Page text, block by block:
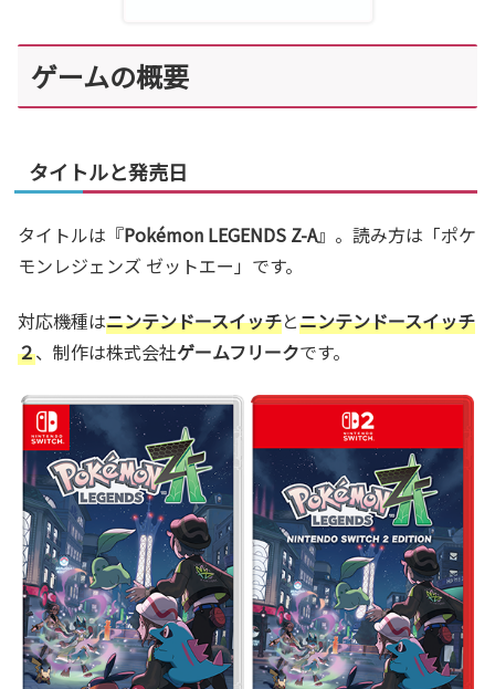
ゲームの概要
タイトルと発売日
タイトルは『Pokémon LEGENDS Z-A』。読み方は「ポケ
モンレジェンズ ゼットエー」です。
対応機種はニンテンドースイッチとニンテンドースイッチ
２、制作は株式会社ゲームフリークです。